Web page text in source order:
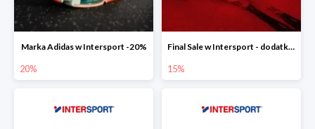
Marka Adidas w Intersport -20%
20%
Final Sale w Intersport - dodatkowe -15% rabatu
15%